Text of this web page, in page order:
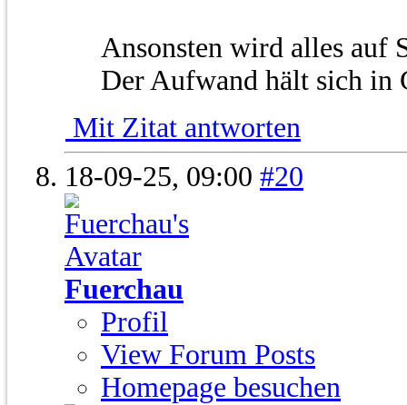
Ansonsten wird alles auf
Der Aufwand hält sich in
Mit Zitat antworten
18-09-25, 09:00 #20
Fuerchau
Profil
View Forum Posts
Homepage besuchen